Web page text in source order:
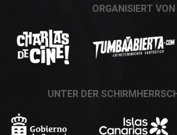
ORGANISIERT VON
UNTER DER